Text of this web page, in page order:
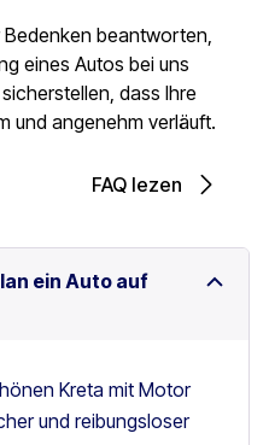
beantworten,
eines Autos bei uns
dass Ihre
und angenehm verläuft.
FAQ lezen
ein Auto auf
Kreta mit Motor
und reibungsloser